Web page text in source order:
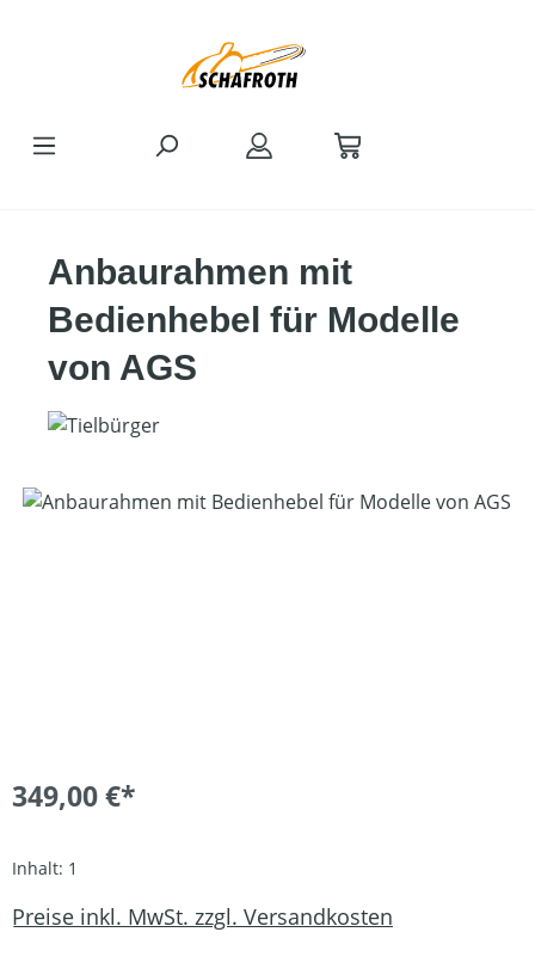
Anbaurahmen mit
Bedienhebel für Modelle
von AGS
Bildergalerie überspringen
349,00 €*
Inhalt: 1
Preise inkl. MwSt. zzgl. Versandkosten